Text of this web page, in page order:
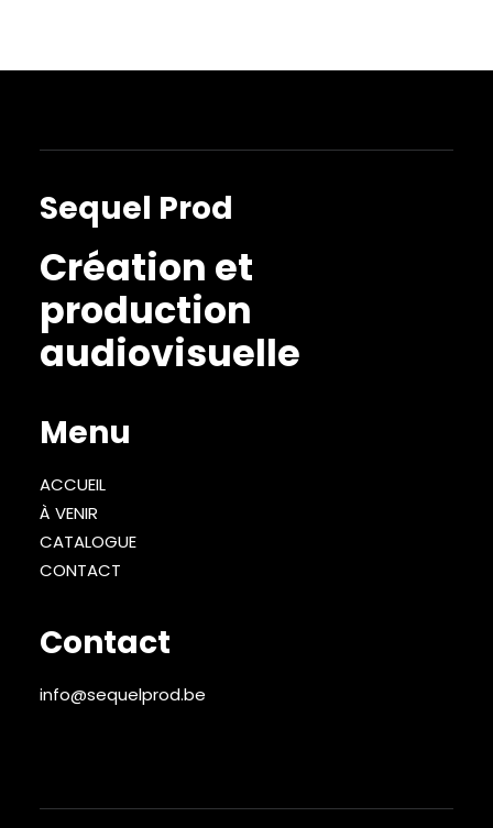
Sequel Prod
Création et
production
audiovisuelle
Menu
ACCUEIL
À VENIR
CATALOGUE
CONTACT
Contact
info@sequelprod.be